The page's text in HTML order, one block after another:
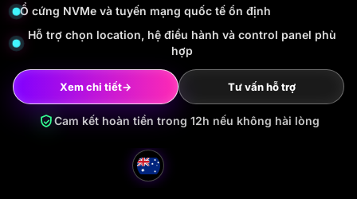
Ổ cứng NVMe và tuyến mạng quốc tế ổn định
Hỗ trợ chọn location, hệ điều hành và control panel phù
hợp
Xem chi tiết→ Tư vấn hỗ trợ
Cam kết hoàn tiền trong 12h nếu không hài lòng